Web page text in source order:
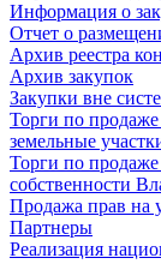
Информация о
Отчет о
Архив реестра
Архив закупок
Закупки вне
Торги по
земельные
Торги по продаже
собственности
Продажа прав на
Партнеры
Реализация